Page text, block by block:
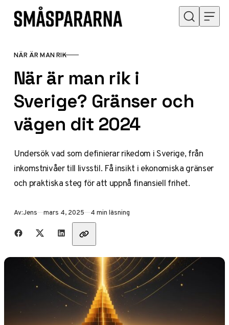
Hoppa till innehåll
KATEGORI
NÄR ÄR MAN RIK
När är man rik i
Sverige? Gränser och
vägen dit 2024
Undersök vad som definierar rikedom i Sverige, från
inkomstnivåer till livsstil. Få insikt i ekonomiska gränser
och praktiska steg för att uppnå finansiell frihet.
Av:Jens Publicerad
mars 4, 2025 4 min läsning
Dela med vänner